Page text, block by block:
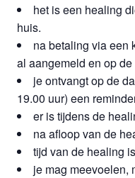
het is een healing
huis.
na betaling via een
al aangemeld en op de
je ontvangt op de
19.00 uur) een
er is tijdens de
na afloop van de
tijd van de healing
je mag meevoelen,